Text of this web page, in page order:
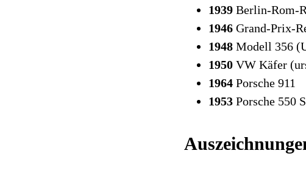
1939 Berlin-Rom-
1946 Grand-Prix-
1948 Modell 356
1950 VW Käfer
1964 Porsche 911
1953 Porsche 550